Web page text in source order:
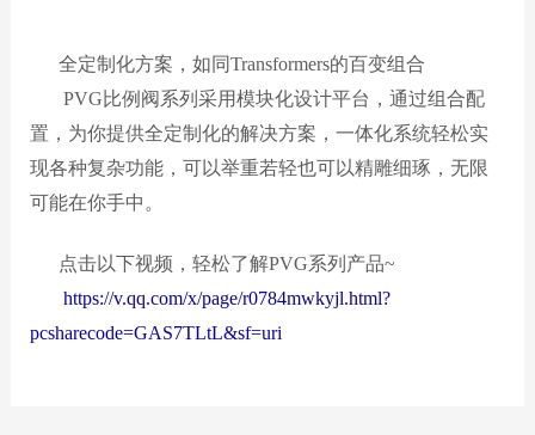
全定制化方案，如同Transformers的百变组合
PVG比例阀系列采用模块化设计平台，通过组合配
置，为你提供全定制化的解决方案，一体化系统轻松实
现各种复杂功能，可以举重若轻也可以精雕细琢，无限
可能在你手中。
点击以下视频，轻松了解PVG系列产品~
https://v.qq.com/x/page/r0784mwkyjl.html?
pcsharecode=GAS7TLtL&sf=uri